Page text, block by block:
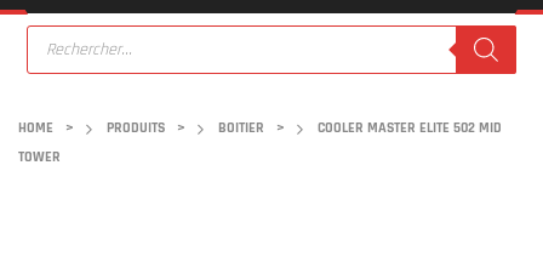
HOME > PRODUITS > BOITIER >
COOLER MASTER ELITE 502 MID
TOWER